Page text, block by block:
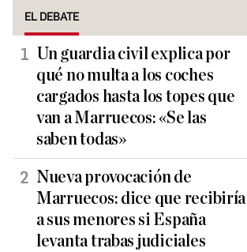
EL DEBATE
Un guardia civil explica por
qué no multa a los coches
cargados hasta los topes que
van a Marruecos: «Se las
saben todas»
Nueva provocación de
Marruecos: dice que recibiría
a sus menores si España
levanta trabas judiciales